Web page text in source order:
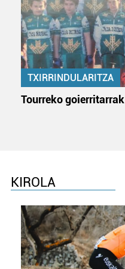
TXIRRINDULARITZA
Tourreko goierritarrak
KIROLA